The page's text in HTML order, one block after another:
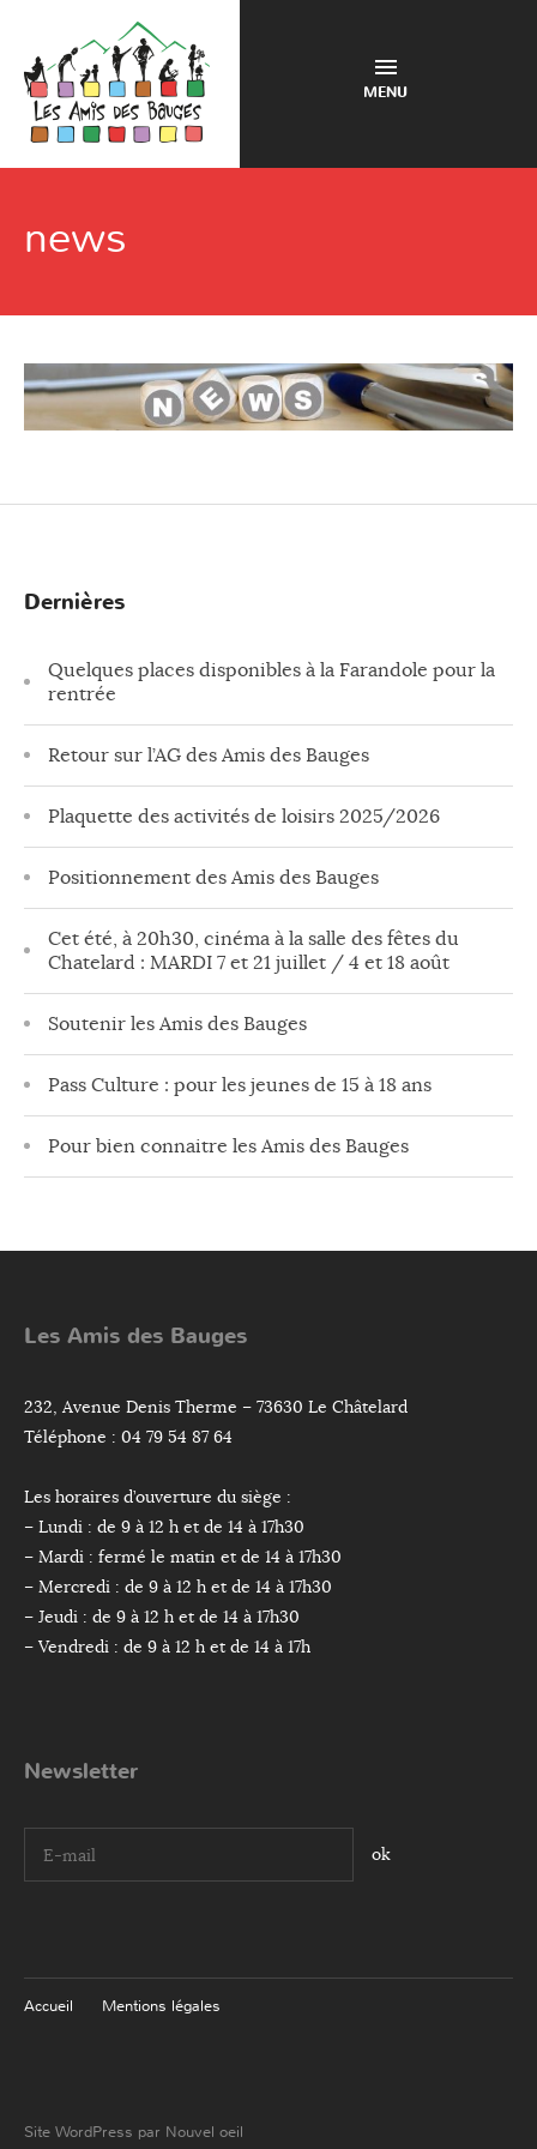
MENU
news
Dernières
Quelques places disponibles à la Farandole pour la
rentrée
Retour sur l’AG des Amis des Bauges
Plaquette des activités de loisirs 2025/2026
Positionnement des Amis des Bauges
Cet été, à 20h30, cinéma à la salle des fêtes du
Chatelard : MARDI 7 et 21 juillet / 4 et 18 août
Soutenir les Amis des Bauges
Pass Culture : pour les jeunes de 15 à 18 ans
Pour bien connaitre les Amis des Bauges
Les Amis des Bauges
232, Avenue Denis Therme – 73630 Le Châtelard
Téléphone : 04 79 54 87 64
Les horaires d’ouverture du siège :
– Lundi : de 9 à 12 h et de 14 à 17h30
– Mardi : fermé le matin et de 14 à 17h30
– Mercredi : de 9 à 12 h et de 14 à 17h30
– Jeudi : de 9 à 12 h et de 14 à 17h30
– Vendredi : de 9 à 12 h et de 14 à 17h
Newsletter
I agree terms and conditions.*
Accueil Mentions légales
Site WordPress par Nouvel oeil